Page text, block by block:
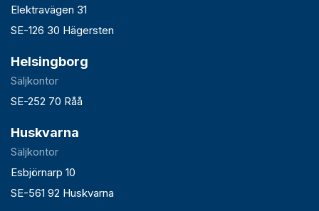
Elektravägen 31
SE-126 30 Hägersten
Helsingborg
Säljkontor
SE-252 70 Råå
Huskvarna
Säljkontor
Esbjörnarp 10
SE-561 92 Huskvarna